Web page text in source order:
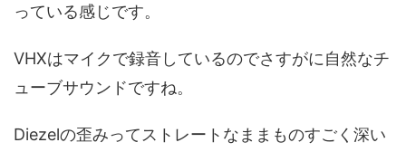
っている感じです。
VHXはマイクで録音しているのでさすがに自然なチ
ューブサウンドですね。
Diezelの歪みってストレートなままものすごく深い